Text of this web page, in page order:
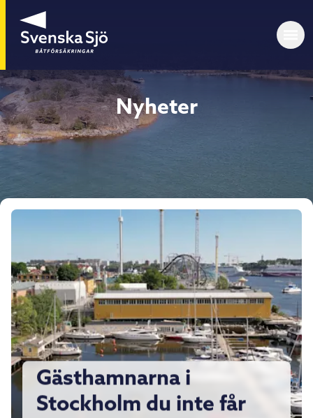
Nyheter
Gästhamnarna i
Stockholm du inte får